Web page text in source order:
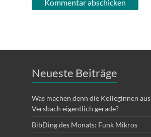
Neueste Beiträge
Was machen denn die Kolleginnen aus
Versbach eigentlich gerade?
BibDing des Monats: Funk Mikros